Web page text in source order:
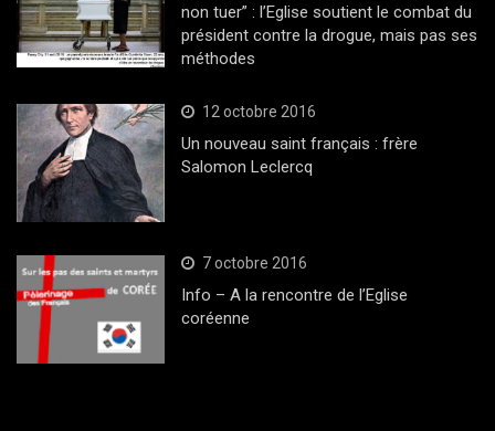
non tuer” : l’Eglise soutient le combat du
président contre la drogue, mais pas ses
méthodes
12 octobre 2016
Un nouveau saint français : frère
Salomon Leclercq
7 octobre 2016
Info – A la rencontre de l’Eglise
coréenne